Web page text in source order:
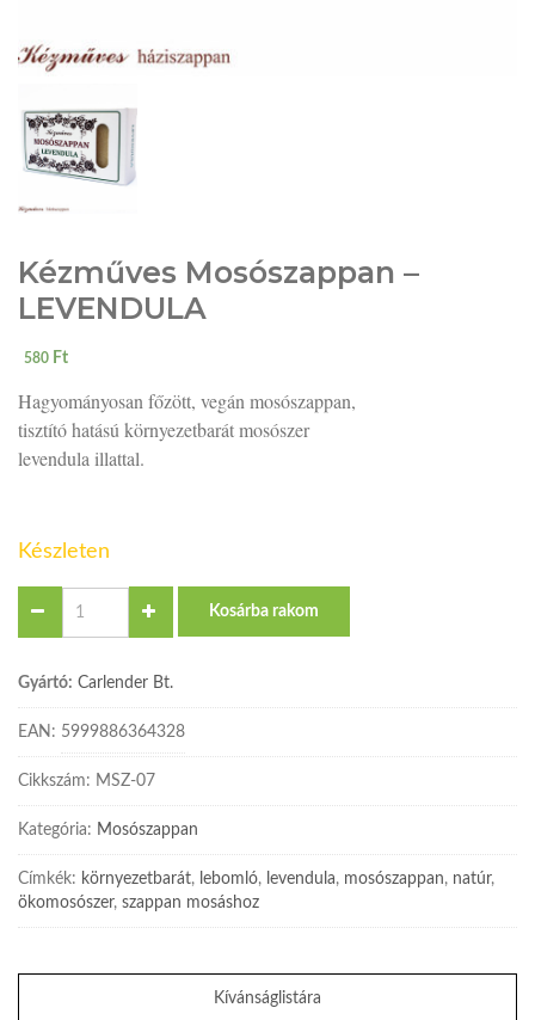
Kézműves Mosószappan –
LEVENDULA
580 Ft
Hagyományosan főzött, vegán mosószappan,
tisztító hatású környezetbarát mosószer
levendula illattal.
Készleten
Kosárba rakom
Gyártó: Carlender Bt.
EAN: 5999886364328
Cikkszám: MSZ-07
Kategória: Mosószappan
Címkék: környezetbarát, lebomló, levendula, mosószappan, natúr,
ökomosószer, szappan mosáshoz
Kívánságlistára